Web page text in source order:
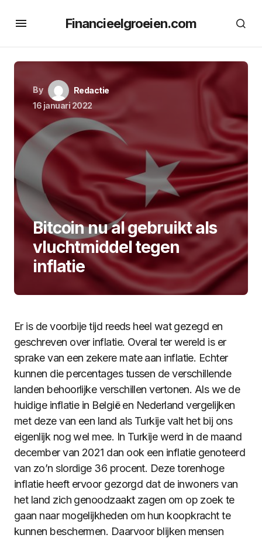
Financieelgroeien.com
By
Redactie
16 januari 2022
Bitcoin nu al gebruikt als
vluchtmiddel tegen
inflatie
Er is de voorbije tijd reeds heel wat gezegd en
geschreven over inflatie. Overal ter wereld is er
sprake van een zekere mate aan inflatie. Echter
kunnen die percentages tussen de verschillende
landen behoorlijke verschillen vertonen. Als we de
huidige inflatie in België en Nederland vergelijken
met deze van een land als Turkije valt het bij ons
eigenlijk nog wel mee. In Turkije werd in de maand
december van 2021 dan ook een inflatie genoteerd
van zo’n slordige 36 procent. Deze torenhoge
inflatie heeft ervoor gezorgd dat de inwoners van
het land zich genoodzaakt zagen om op zoek te
gaan naar mogelijkheden om hun koopkracht te
kunnen beschermen. Daarvoor blijken mensen